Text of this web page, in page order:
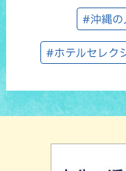
#沖縄の
#ホテルセレク